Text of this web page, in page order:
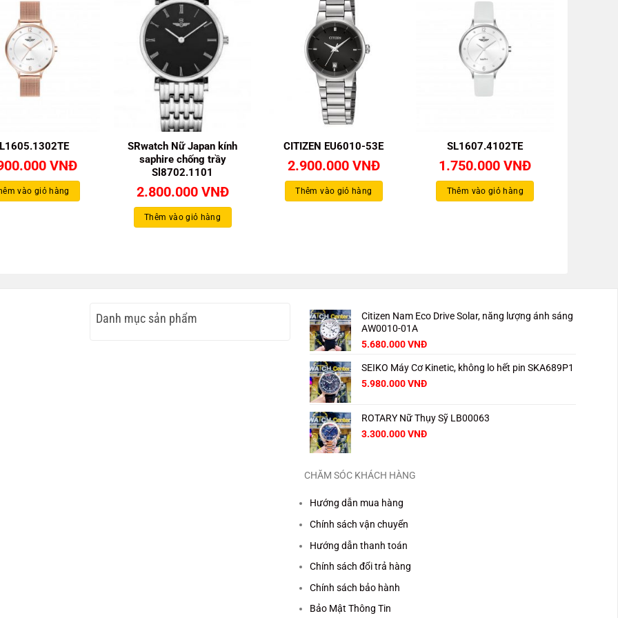
VNĐ
vào giỏ hàng
SRwatch Nữ Japan kính
saphire chống trầy
Sl8702.1101
2.800.000 VNĐ
Thêm vào giỏ hàng
CITIZEN EU6010-53E
2.900.000 VNĐ
Thêm vào giỏ hàng
SL1607.4102TE
1.750.000VNĐ
Thêm vào giỏ hàng
Danh mục sản phẩm
Citizen Nam Eco Drive Solar, năng lượng ánh sáng
AW0010-01A
Giá
là:
8.000.000 VNĐ.
5.680.000VNĐGiá
tại
là:
SEIKO Máy Cơ Kinetic, không lo hết pin SKA689P1
Giá
8.000.000 VNĐ.
5.980.000VNĐGiá
là:
5.980.000 VNĐ.
ROTARY Nữ Thụy Sỹ LB00063
3.300.000VNĐ
CHĂM SÓC KHÁCH HÀNG
Hướng dẫn mua hàng
Chính sách vận chuyển
Hướng dẫn thanh toán
Chính sách đổi trả hàng
Chính sách bảo hành
Bảo Mật Thông Tin